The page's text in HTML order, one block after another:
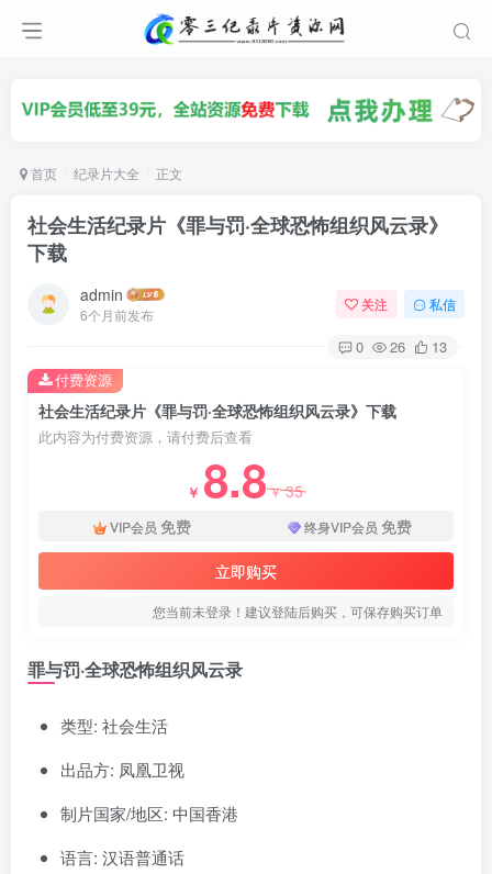
首页 纪录片大全 正文
社会生活纪录片《罪与罚·全球恐怖组织风云录》
下载
admin
6个月前发布
关注 私信
0 26 13
社会生活纪录片《罪与罚·全球恐怖组织风云录》下载
此内容为付费资源，请付费后查看
￥ 8.8￥35
VIP会员 免费 终身VIP会员 免费
立即购买
您当前未登录！建议登陆后购买，可保存购买订单
付费资源
罪与罚·全球恐怖组织风云录
类型: 社会生活
出品方: 凤凰卫视
制片国家/地区: 中国香港
语言: 汉语普通话